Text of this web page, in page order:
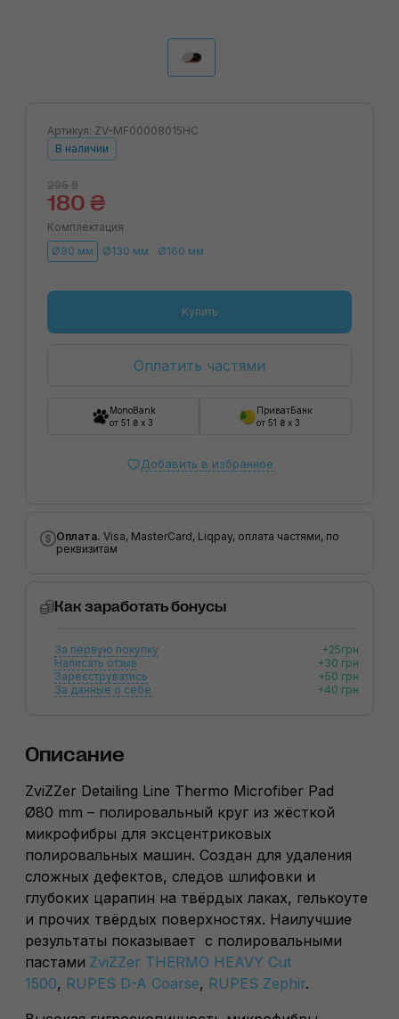
Артикул: ZV-MF00008015HC
В наличии
205 ₴
180 ₴
Комплектация
Ø80 мм
Ø130 мм Ø160 мм
Купить
Оплатить частями
MonoBank
от 51 ₴ x 3
ПриватБанк
от 51 ₴ x 3
Добавить в избранное
Оплата. Visa, MasterCard, Liqpay, оплата частями, по
реквизитам
Как заработать бонусы
За первую покупку
+25грн
Написать отзыв
+30 грн
Зареєструватись
+50 грн
За данные о себе
+40 грн
Описание
ZviZZer Detailing Line Thermo Microfiber Pad
Ø80 mm – полировальный круг из жёсткой
микрофибры для эксцентриковых
полировальных машин. Создан для удаления
сложных дефектов, следов шлифовки и
глубоких царапин на твёрдых лаках, гелькоуте
и прочих твёрдых поверхностях. Наилучшие
результаты показывает с полировальными
пастами ZviZZer THERMO HEAVY Cut
1500, RUPES D-A Coarse, RUPES Zephir.